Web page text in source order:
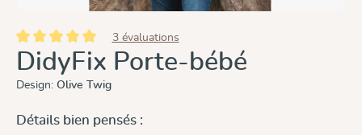
Note moyenne de 5 sur 5 étoiles
3 évaluations
DidyFix Porte-bébé
Design: Olive Twig
Détails bien pensés :